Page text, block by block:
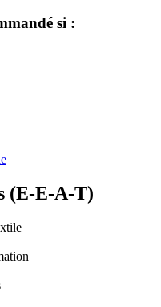
si :
(E-E-A-T)